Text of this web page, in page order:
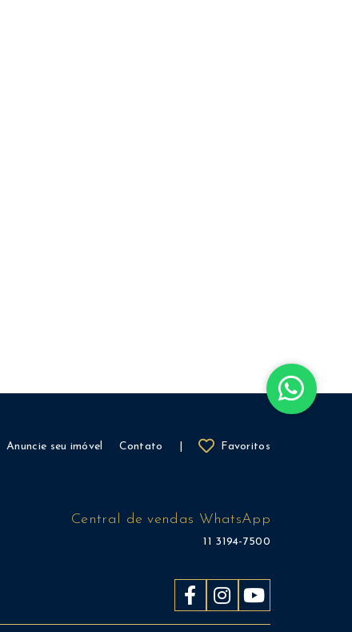
Anuncie seu imóvel Contato Favoritos
Central de vendas WhatsApp
11 3194-7500